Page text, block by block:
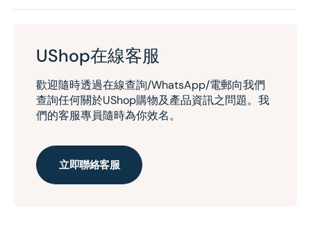
UShop在線客服
歡迎隨時透過在線查詢/WhatsApp/電郵向我們
查詢任何關於UShop購物及產品資訊之問題。我
們的客服專員隨時為你效名。
立即聯絡客服